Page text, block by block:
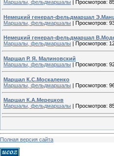
Маршалы, фельдмаршалы | Просмотров:
Немецкий генерал-фельдмаршал
Маршалы, фельдмаршалы | Просмотров:
Немецкий генерал-фельдмаршал
Маршалы, фельдмаршалы
Просмотров:
Маршал Р. Я. Малиновский
Маршалы, фельдмаршалы | Просмотров:
Маршал К.С.Москаленко
Маршалы, фельдмаршалы | Просмотров:
Маршал К.А.Мерецков
Маршалы, фельдмаршалы
Просмотров:
Полная версия сайта